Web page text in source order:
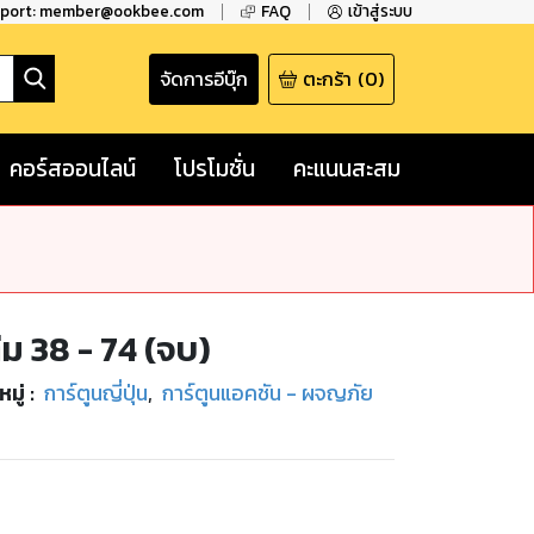
member@ookbee.com FAQ เข้าสู่ระบบ
จัดการอีบุ๊ก ตะกร้า (0)
คอร์สออนไลน์ โปรโมชั่น คะแนนสะสม
38 - 74 (จบ)
มู่ : การ์ตูนญี่ปุ่น, การ์ตูนแอคชัน - ผจญภัย